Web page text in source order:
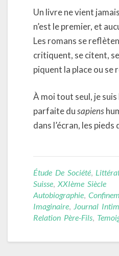
Un livre ne vient
n’est le premier, et
Les romans se
critiquent, se citent,
piquent la place ou se
À moi tout seul, je
parfaite dusapiens
dans l’écran, les pieds
Étude De Société
Suisse XXIème Siècle
Autobiographie
Imaginaire
Journal
Relation Père-Fils